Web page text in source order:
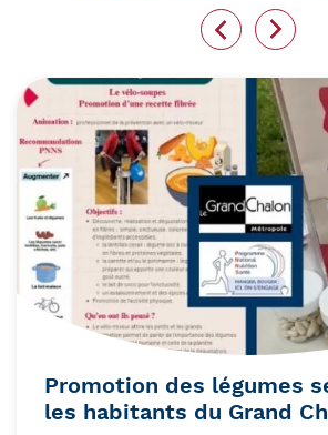
Promotion des légumes
les habitants du Grand